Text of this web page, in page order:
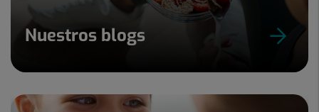
Nuestros blogs